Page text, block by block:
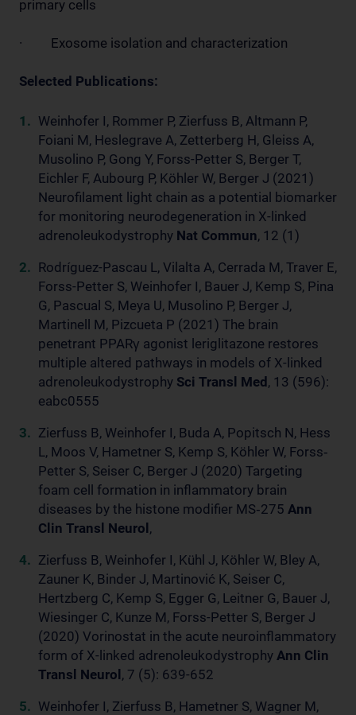
primary cells
· Exosome isolation and characterization
Selected Publications:
Weinhofer I, Rommer P, Zierfuss B, Altmann P,
Foiani M, Heslegrave A, Zetterberg H, Gleiss A,
Musolino P, Gong Y, Forss-Petter S, Berger T,
Eichler F, Aubourg P, Köhler W, Berger J (2021)
Neurofilament light chain as a potential biomarker
for monitoring neurodegeneration in X-linked
adrenoleukodystrophy Nat Commun, 12 (1)
Rodríguez-Pascau L, Vilalta A, Cerrada M, Traver E,
Forss-Petter S, Weinhofer I, Bauer J, Kemp S, Pina
G, Pascual S, Meya U, Musolino P, Berger J,
Martinell M, Pizcueta P (2021) The brain
penetrant PPARγ agonist leriglitazone restores
multiple altered pathways in models of X-linked
adrenoleukodystrophy Sci Transl Med , 13 (596):
eabc0555
Zierfuss B, Weinhofer I, Buda A, Popitsch N, Hess
L, Moos V, Hametner S, Kemp S, Köhler W, Forss‐
Petter S, Seiser C, Berger J (2020) Targeting
foam cell formation in inflammatory brain
diseases by the histone modifier MS‐275 Ann
Clin Transl Neurol ,
Zierfuss B, Weinhofer I, Kühl J, Köhler W, Bley A,
Zauner K, Binder J, Martinović K, Seiser C,
Hertzberg C, Kemp S, Egger G, Leitner G, Bauer J,
Wiesinger C, Kunze M, Forss-Petter S, Berger J
(2020) Vorinostat in the acute neuroinflammatory
form of X-linked adrenoleukodystrophy Ann Clin
Transl Neurol , 7 (5): 639-652
Weinhofer I, Zierfuss B, Hametner S, Wagner M,